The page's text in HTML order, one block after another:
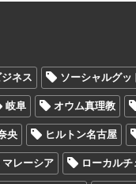
ジネス ソーシャルグッ
岐阜 オウム真理教
央 ヒルトン名古屋
マレーシア ローカルチ